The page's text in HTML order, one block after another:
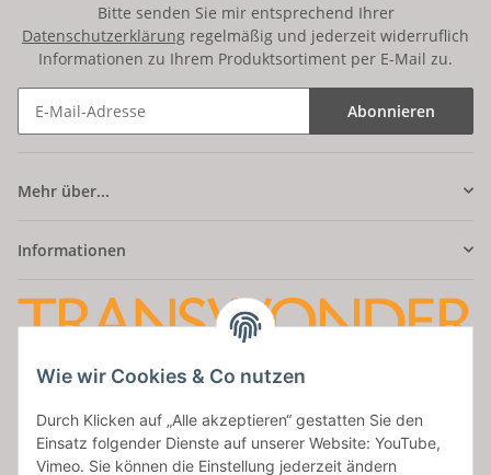
Bitte senden Sie mir entsprechend Ihrer
Datenschutzerklärung regelmäßig und jederzeit widerruflich
Informationen zu Ihrem Produktsortiment per E-Mail zu.
Abonnieren
Mehr über...
Informationen
Aumaische Str. 47
07937 Zeulenroda
Wie wir Cookies & Co nutzen
Durch Klicken auf „Alle akzeptieren“ gestatten Sie den
Einsatz folgender Dienste auf unserer Website: YouTube,
Vimeo. Sie können die Einstellung jederzeit ändern